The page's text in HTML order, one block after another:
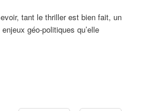
tant le thriller est bien fait, un
géo-politiques qu’elle